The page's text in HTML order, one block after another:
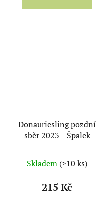
Donauriesling pozdní
sběr 2023 - Špalek
Skladem (>10 ks)
215 Kč